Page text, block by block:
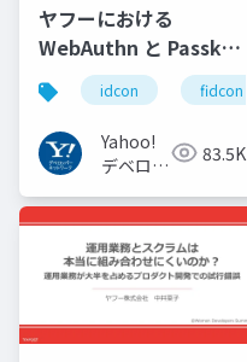
ヤフーにおける
WebAuthn と Passkey
の UX の紹介と考察
#idcon #fidcon
idcon fidcon
Yahoo!
デベロッ
トワーク
83.5K